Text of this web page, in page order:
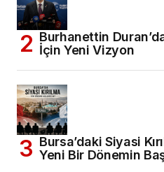
Burhanettin
İçin Yeni Vizyon
Bursa’daki Siyasi
Yeni Bir Dönemin